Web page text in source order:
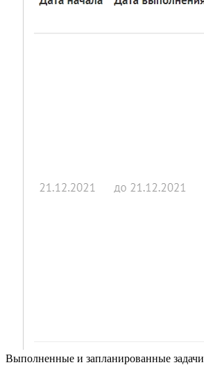
Выполненные и запланированные задачи